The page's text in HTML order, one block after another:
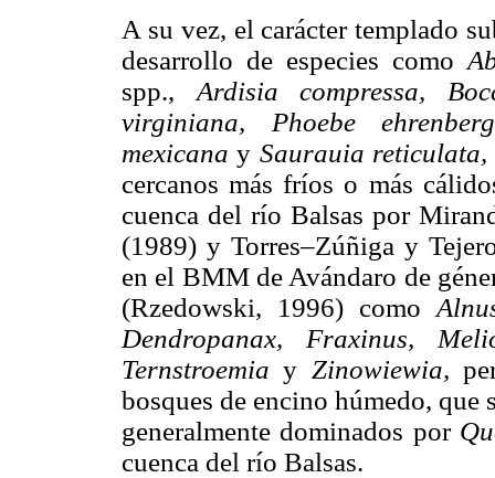
A su vez, el carácter templado
desarrollo de especies como
spp., Ardisia compressa,
virginiana, Phoebe
mexicanay Saurauia reticulata,
cercanos más fríos o más
cuenca del río Balsas por
(1989) y Torres–Zúñiga y
en el BMM de Avándaro de
(Rzedowski, 1996) como
Dendropanax, Fraxinus,
Ternstroemiay Zinowiewia,
bosques de encino húmedo,
generalmente dominados por
cuenca del río Balsas.